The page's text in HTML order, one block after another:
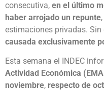
consecutiva, en el último
haber arrojado un repunte
estimaciones privadas. Sin
causada exclusivamente
Esta semana el INDEC
Actividad Económica
noviembre, respecto de